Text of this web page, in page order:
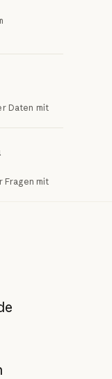
Daten mit
Fragen mit